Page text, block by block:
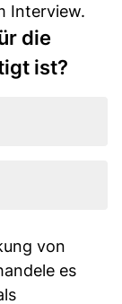
Interview.
die
ist?
von
es